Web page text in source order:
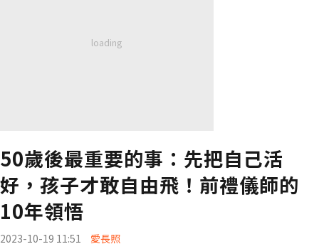
50歲後最重要的事：先把自己活
好，孩子才敢自由飛！前禮儀師的
10年領悟
2023-10-19 11:51 愛長照